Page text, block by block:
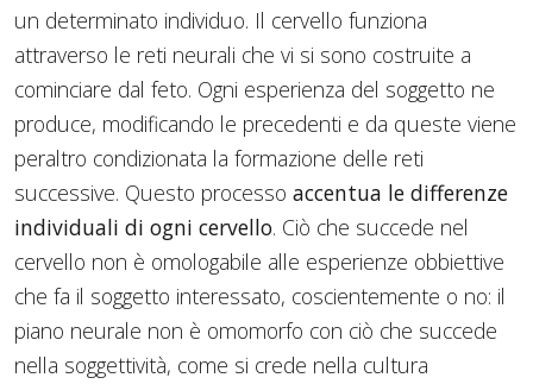
un determinato individuo. Il cervello funziona
attraverso le reti neurali che vi si sono costruite a
cominciare dal feto. Ogni esperienza del soggetto ne
produce, modificando le precedenti e da queste viene
peraltro condizionata la formazione delle reti
successive. Questo processo accentua le differenze
individuali di ogni cervello. Ciò che succede nel
cervello non è omologabile alle esperienze obbiettive
che fa il soggetto interessato, coscientemente o no: il
piano neurale non è omomorfo con ciò che succede
nella soggettività, come si crede nella cultura